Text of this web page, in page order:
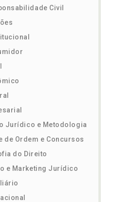
Civil
Jurídico e Metodologia
de Ordem e Concursos
do Direito
e Marketing Jurídico